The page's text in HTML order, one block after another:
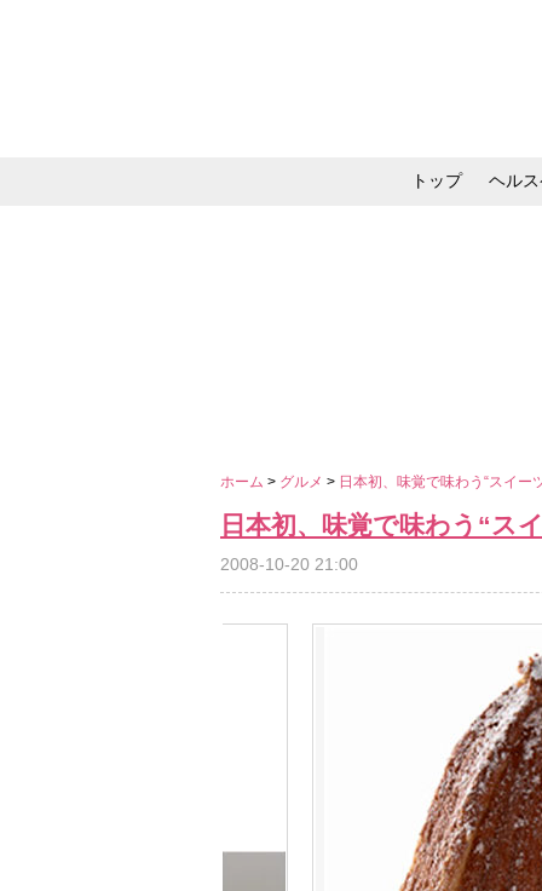
トップ ヘル
ホーム > グルメ > 日本初、味覚で味わう“スイ
日本初、味覚で味わう“ス
2008-10-20 21:00